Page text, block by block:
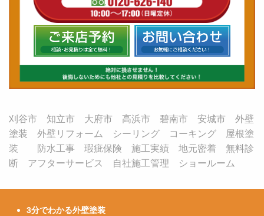
刈谷市 知立市 大府市 高浜市 碧南市 安城市 外壁
塗装 外壁リフォーム シーリング コーキング 屋根塗
装 防水工事 瑕疵保険 施工実績 地元密着 無料診
断 アフターサービス 自社施工管理 ショールーム
3分でわかる外壁塗装